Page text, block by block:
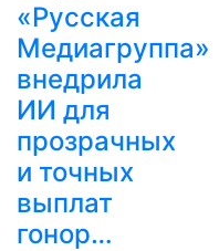
«Русская
Медиагруппа»
внедрила
ИИ для
прозрачных
и точных
выплат
гонор…